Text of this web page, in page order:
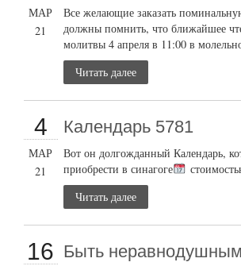
МАР
21
Все желающие заказать
должны помнить, что ближайшее
молитвы 4 апреля в 11:00 в
Читать далее
4
МАР
21
Календарь 5781
Вот он долгожданный Календарь,
приобрести в синагоге
Читать далее
16 Быть